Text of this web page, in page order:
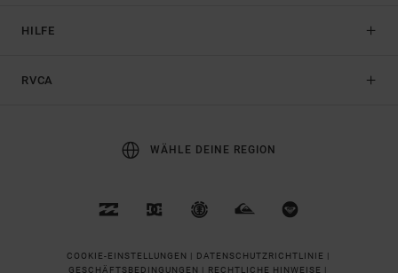
HILFE
RVCA
WÄHLE DEINE REGION
COOKIE-EINSTELLUNGEN | DATENSCHUTZRICHTLINIE |
GESCHÄFTSBEDINGUNGEN | RECHTLICHE HINWEISE |